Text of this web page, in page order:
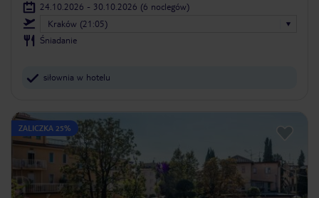
24.10.2026 - 30.10.2026 (6 noclegów)
Kraków (21:05)
Śniadanie
siłownia w hotelu
ZALICZKA 25%